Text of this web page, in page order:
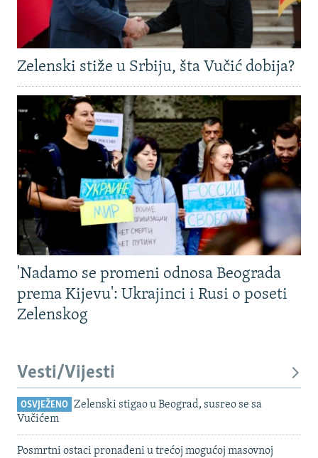
Zelenski stiže u Srbiju, šta Vučić dobija?
'Nadamo se promeni odnosa Beograda
prema Kijevu': Ukrajinci i Rusi o poseti
Zelenskog
Vesti/Vijesti
OSVJEŽENO
Zelenski stigao u Beograd, susreo se sa
Vučićem
Posmrtni ostaci pronađeni u trećoj mogućoj masovnoj